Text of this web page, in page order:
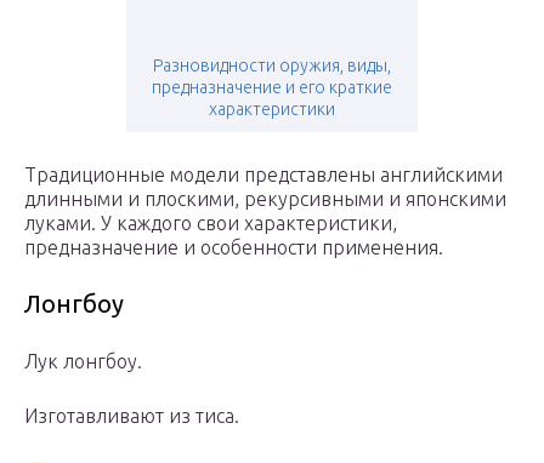
Разновидности оружия, виды,
предназначение и его краткие
характеристики
Традиционные модели представлены английскими
длинными и плоскими, рекурсивными и японскими
луками. У каждого свои характеристики,
предназначение и особенности применения.
Лонгбоу
Лук лонгбоу.
Изготавливают из тиса.